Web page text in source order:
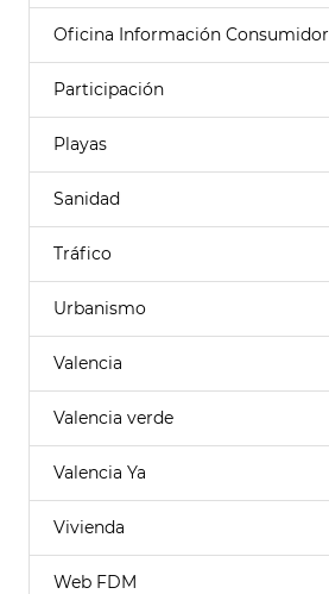
Oficina Información Consumidor
Participación
Playas
Sanidad
Tráfico
Urbanismo
Valencia
Valencia verde
Valencia Ya
Vivienda
Web FDM